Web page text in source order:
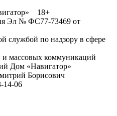
18+
Эл № ФС77-73469 от
службой по надзору в сфере
массовых коммуникаций
Дом «Навигатор»
Борисович
14-06